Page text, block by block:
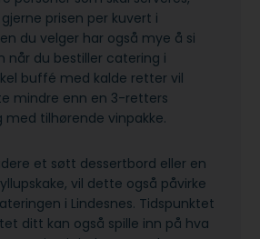
prisen per kuvert i
du velger har også mye å si
når du bestiller catering i
buffé med kalde retter vil
mindre enn en 3-retters
tilhørende vinpakke.
et søtt dessertbord eller en
vil dette også påvirke
i Lindesnes. Tidspunktet
ditt kan også spille inn på hva